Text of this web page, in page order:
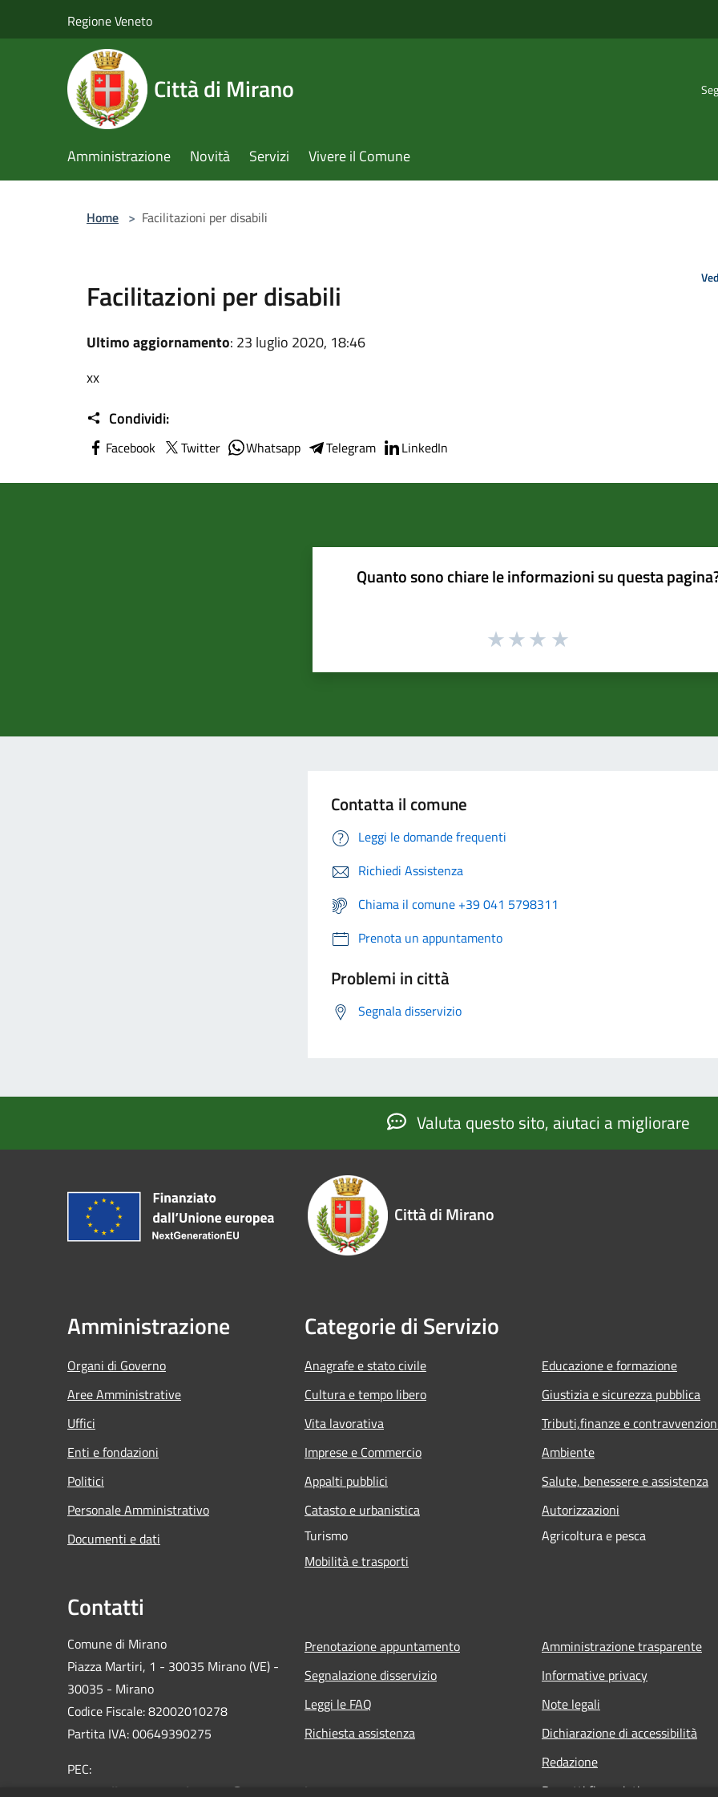
Regione Veneto
Città di Mirano
Amministrazione Novità Servizi Vivere il Comune
Home > Facilitazioni per disabili
Facilitazioni per disabili
Ultimo aggiornamento: 23 luglio 2020, 18:46
xx
Condividi:
Facebook Twitter Whatsapp Telegram LinkedIn
Quanto sono chiare le informazioni su questa
Contatta il comune
Leggi le domande frequenti
Richiedi Assistenza
Chiama il comune +39 041 5798311
Prenota un appuntamento
Problemi in città
Segnala disservizio
Valuta questo sito, aiutaci a migliorare
Città di Mirano
Amministrazione
Organi di Governo
Aree Amministrative
Uffici
Enti e fondazioni
Politici
Personale Amministrativo
Documenti e dati
Categorie di Servizio
Anagrafe e stato civile
Cultura e tempo libero
Vita lavorativa
Imprese e Commercio
Appalti pubblici
Catasto e urbanistica
Turismo
Mobilità e trasporti
Educazione e formazione
Giustizia e sicurezza pubblica
Tributi,finanze e
Ambiente
Salute, benessere e assistenza
Autorizzazioni
Agricoltura e pesca
Contatti
Comune di Mirano
Piazza Martiri, 1 - 30035 Mirano (VE) -
30035 - Mirano
Codice Fiscale: 82002010278
Partita IVA: 00649390275
PEC:
protocollo.comune.mirano.ve@pecveneto.it
Prenotazione appuntamento
Segnalazione disservizio
Leggi le FAQ
Richiesta assistenza
Amministrazione trasparente
Informative privacy
Note legali
Dichiarazione di accessibilità
Redazione
Progetti finanziati